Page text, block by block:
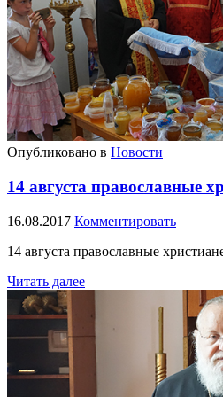
Опубликовано в Новости
14 августа православные
16.08.2017 Комментировать
14 августа православные
Читать далее